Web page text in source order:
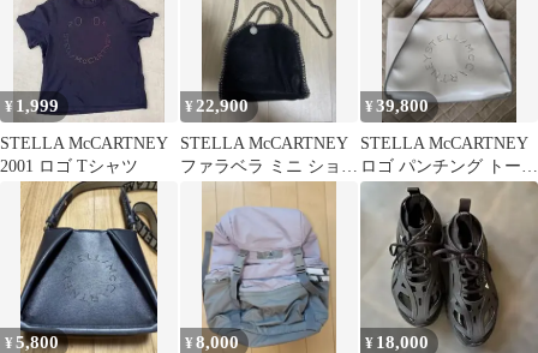
¥ 1,999
STELLA McCARTNEY
2001 ロゴ Tシャツ
¥ 22,900
STELLA McCARTNEY
ファラベラ ミニ ショル
¥39,800
STELLA McCARTNEY
ロゴ パンチング トート
バッグ
¥5,800 ¥8,000 ¥ 18,000